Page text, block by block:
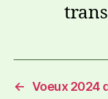
← Voeux 2024